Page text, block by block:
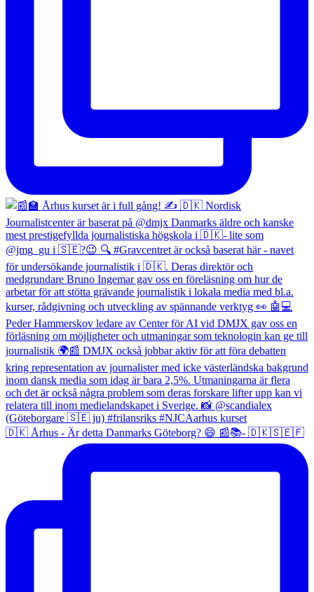
🇩🇰 Århus - Är detta Danmarks Göteborg? 😄 📰📚- 🇩🇰🇸🇪🇫